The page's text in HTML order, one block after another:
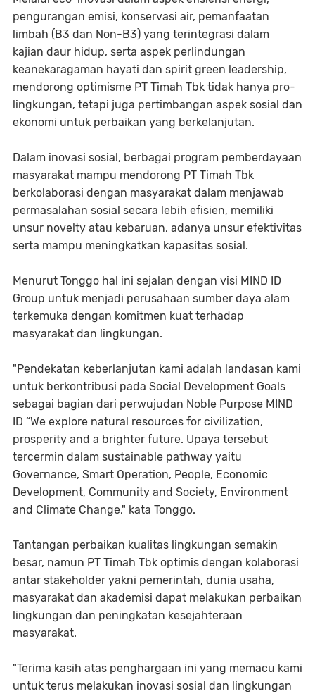
pengurangan emisi, konservasi air, pemanfaatan
limbah (B3 dan Non-B3) yang terintegrasi dalam
kajian daur hidup, serta aspek perlindungan
keanekaragaman hayati dan spirit green leadership,
mendorong optimisme PT Timah Tbk tidak hanya pro-
lingkungan, tetapi juga pertimbangan aspek sosial dan
ekonomi untuk perbaikan yang berkelanjutan.
Dalam inovasi sosial, berbagai program pemberdayaan
masyarakat mampu mendorong PT Timah Tbk
berkolaborasi dengan masyarakat dalam menjawab
permasalahan sosial secara lebih efisien, memiliki
unsur novelty atau kebaruan, adanya unsur efektivitas
serta mampu meningkatkan kapasitas sosial.
Menurut Tonggo hal ini sejalan dengan visi MIND ID
Group untuk menjadi perusahaan sumber daya alam
terkemuka dengan komitmen kuat terhadap
masyarakat dan lingkungan.
"Pendekatan keberlanjutan kami adalah landasan kami
untuk berkontribusi pada Social Development Goals
sebagai bagian dari perwujudan Noble Purpose MIND
ID “We explore natural resources for civilization,
prosperity and a brighter future. Upaya tersebut
tercermin dalam sustainable pathway yaitu
Governance, Smart Operation, People, Economic
Development, Community and Society, Environment
and Climate Change," kata Tonggo.
Tantangan perbaikan kualitas lingkungan semakin
besar, namun PT Timah Tbk optimis dengan kolaborasi
antar stakeholder yakni pemerintah, dunia usaha,
masyarakat dan akademisi dapat melakukan perbaikan
lingkungan dan peningkatan kesejahteraan
masyarakat.
"Terima kasih atas penghargaan ini yang memacu kami
untuk terus melakukan inovasi sosial dan lingkungan